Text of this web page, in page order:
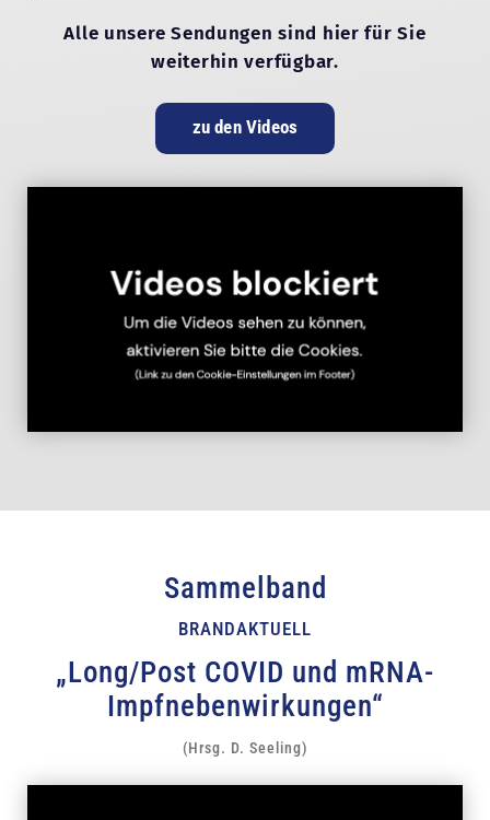
Alle unsere Sendungen sind hier für Sie
weiterhin verfügbar.
zu den Videos
Sammelband
BRANDAKTUELL
„Long/Post COVID und mRNA-
Impfnebenwirkungen“
(Hrsg. D. Seeling)